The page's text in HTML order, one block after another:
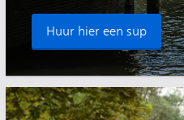
Huur hier een sup